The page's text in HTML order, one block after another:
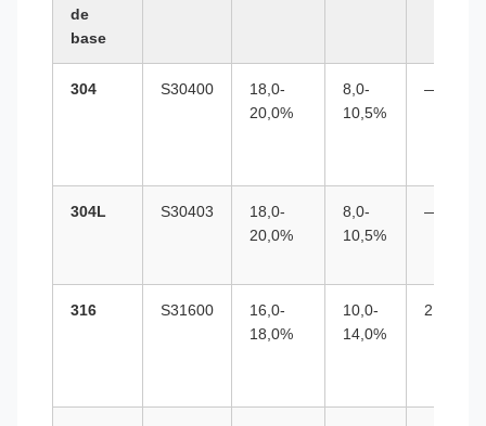
de
base
304 S30400
18,0-
20,0%
8,0-
10,5%
—
304L S30403
18,0-
20,0%
8,0-
10,5%
—
316 S31600
16,0-
18,0%
10,0-
14,0%
2,0-3,0%